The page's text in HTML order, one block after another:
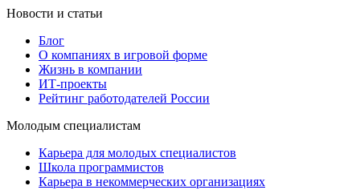
Новости и статьи
Блог
О компаниях в игровой форме
Жизнь в компании
ИТ-проекты
Рейтинг работодателей России
Молодым специалистам
Карьера для молодых специалистов
Школа программистов
Карьера в некоммерческих организациях